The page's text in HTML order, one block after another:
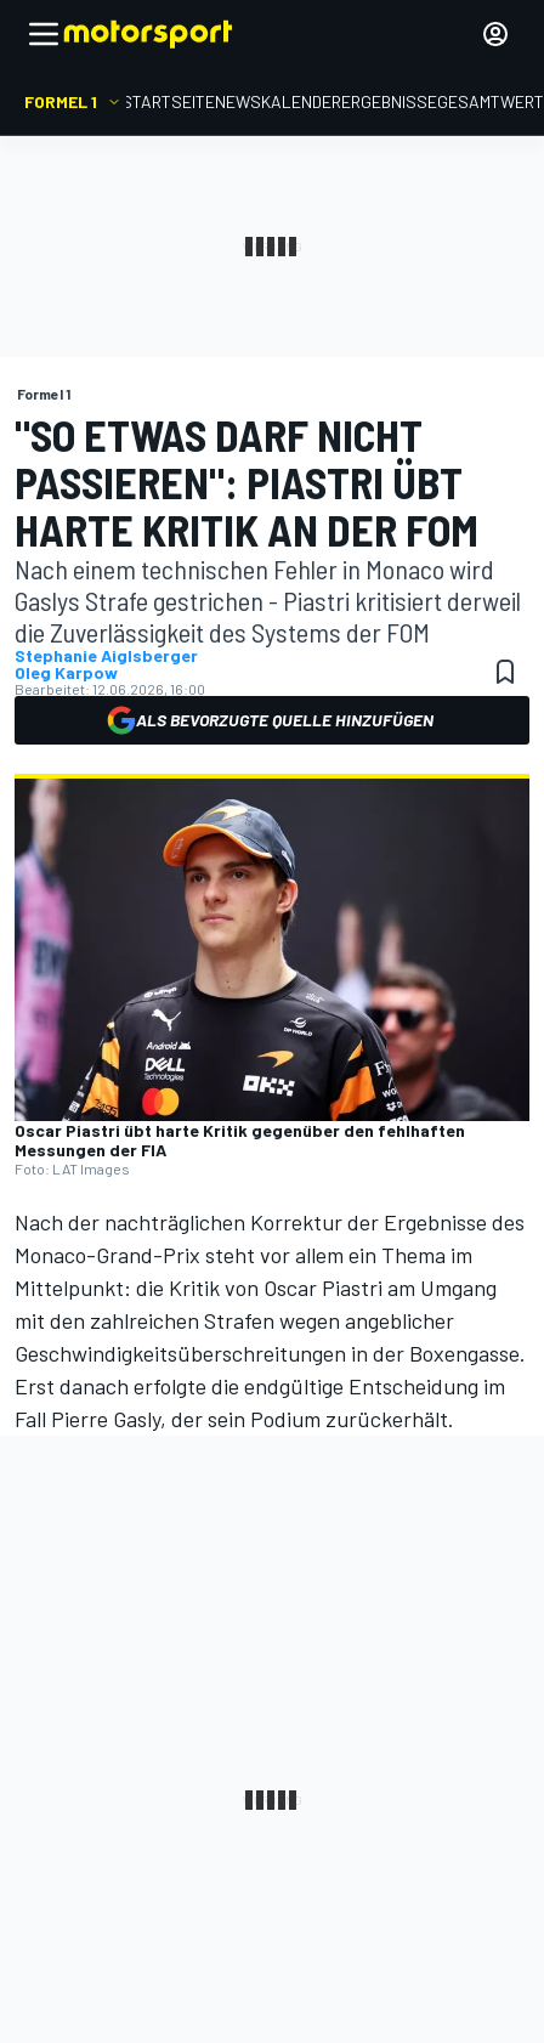
FORMEL 1 STARTSEITENEWSKALENDERERGEBNISSE
Formel 1
"SO ETWAS DARF NICHT
PASSIEREN": PIASTRI ÜBT
HARTE KRITIK AN DER FOM
Nach einem technischen Fehler in Monaco wird
Gaslys Strafe gestrichen - Piastri kritisiert derweil
die Zuverlässigkeit des Systems der FOM
Stephanie Aiglsberger
Oleg Karpow
Bearbeitet: 12.06.2026, 16:00
ALS BEVORZUGTE QUELLE HINZUFÜGEN
Oscar Piastri übt harte Kritik gegenüber den fehlhaften
Messungen der FIA
Foto: LAT Images
Nach der nachträglichen Korrektur der Ergebnisse des
Monaco-Grand-Prix steht vor allem ein Thema im
Mittelpunkt: die Kritik von Oscar Piastri am Umgang
mit den zahlreichen Strafen wegen angeblicher
Geschwindigkeitsüberschreitungen in der Boxengasse.
Erst danach erfolgte die endgültige Entscheidung im
Fall Pierre Gasly, der sein Podium zurückerhält.